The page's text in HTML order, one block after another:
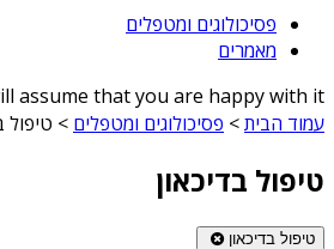
פסיכולוגים ומטפלים
מאמרים
assume that you are happy with it
עמוד הבית> פסיכולוגים ומטפלים > טיפול
טיפול בדיכאון
טיפול בדיכאון